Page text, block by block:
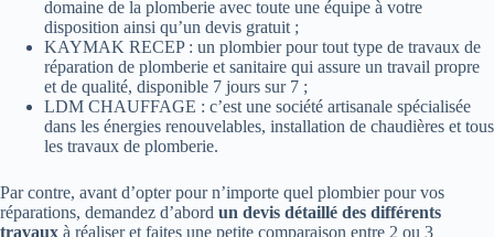
domaine de la plomberie avec toute une équipe à votre
disposition ainsi qu’un devis gratuit ;
KAYMAK RECEP : un plombier pour tout type de travaux de
réparation de plomberie et sanitaire qui assure un travail propre
et de qualité, disponible 7 jours sur 7 ;
LDM CHAUFFAGE : c’est une société artisanale spécialisée
dans les énergies renouvelables, installation de chaudières et tous
les travaux de plomberie.
Par contre, avant d’opter pour n’importe quel plombier pour vos
réparations, demandez d’abord un devis détaillé des différents
travaux à réaliser et faites une petite comparaison entre 2 ou 3